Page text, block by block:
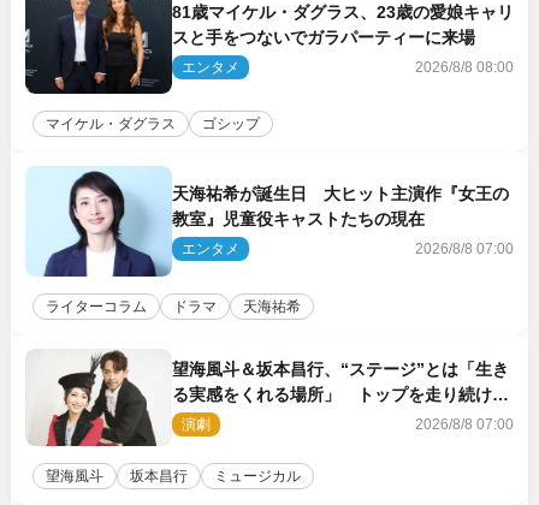
81歳マイケル・ダグラス、23歳の愛娘キャリ
スと手をつないでガラパーティーに来場
エンタメ 2026/8/8 08:00
マイケル・ダグラス ゴシップ
天海祐希が誕生日 大ヒット主演作『女王の
教室』児童役キャストたちの現在
エンタメ 2026/8/8 07:00
ライターコラム ドラマ 天海祐希
望海風斗＆坂本昌行、“ステージ”とは「生き
る実感をくれる場所」 トップを走り続ける
原動力を語る
演劇 2026/8/8 07:00
望海風斗 坂本昌行 ミュージカル